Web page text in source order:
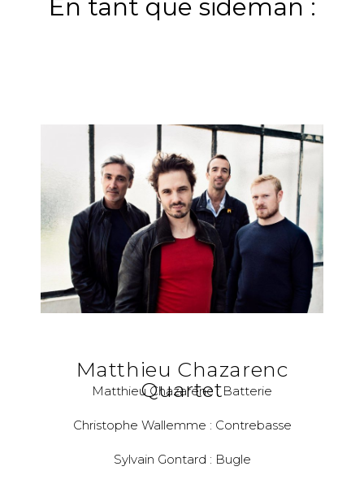
En tant que sideman :
Matthieu Chazarenc
Quartet
Matthieu Chazarenc : Batterie
Christophe Wallemme : Contrebasse
Sylvain Gontard : Bugle